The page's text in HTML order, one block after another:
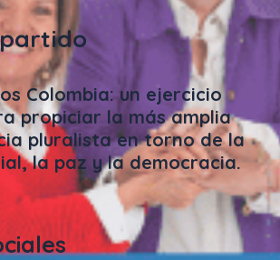
Colombia: un ejercicio
propiciar la más amplia
pluralista en torno de la
la paz y la democracia.